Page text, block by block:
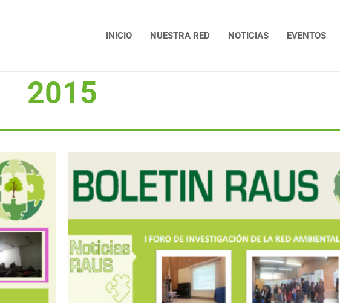
INICIO NUESTRA RED NOTICIAS EVENTOS
2015